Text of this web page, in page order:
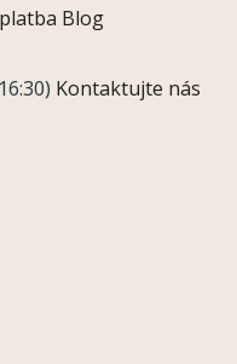
Blog
Kontaktujte nás